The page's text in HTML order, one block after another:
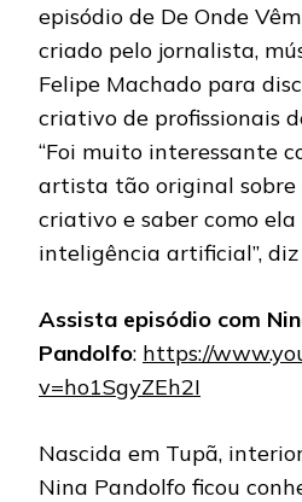
episódio de De Onde
criado pelo jornalista,
Felipe Machado para
criativo de profissionais
“Foi muito interessante
artista tão original sobre
criativo e saber como
inteligência artificial”,
Assista episódio com
Pandolfo: https://
v=ho1SgyZEh2I
Nascida em Tupã,
Nina Pandolfo ficou